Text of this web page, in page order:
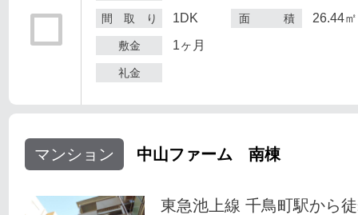
間 取 り 1DK 面 積 26.44㎡
敷金 1ヶ月
礼金
マンション 中山ファーム 南棟
東急池上線 千鳥町駅から